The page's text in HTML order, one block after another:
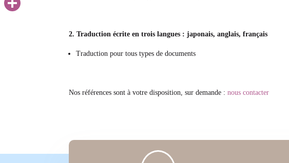
2. Traduction écrite en trois langues : japonais, anglais, français
Traduction pour tous types de documents
Nos références sont à votre disposition, sur demande :nous contacter